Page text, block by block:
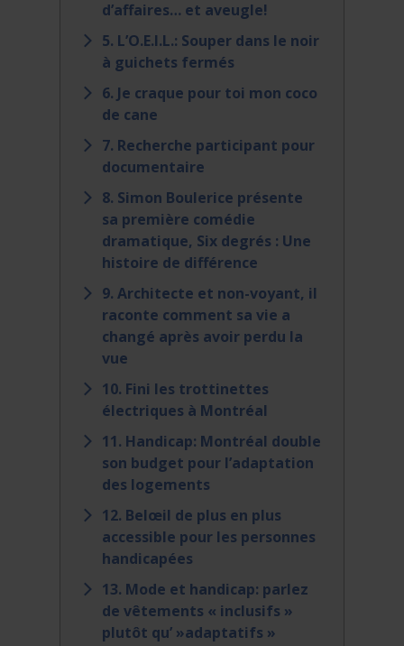
d’affaires… et aveugle!
5. L’O.E.I.L.: Souper dans le noir
à guichets fermés
6. Je craque pour toi mon coco
de cane
7. Recherche participant pour
documentaire
8. Simon Boulerice présente
sa première comédie
dramatique, Six degrés : Une
histoire de différence
9. Architecte et non-voyant, il
raconte comment sa vie a
changé après avoir perdu la
vue
10. Fini les trottinettes
électriques à Montréal
11. Handicap: Montréal double
son budget pour l’adaptation
des logements
12. Belœil de plus en plus
accessible pour les personnes
handicapées
13. Mode et handicap: parlez
de vêtements « inclusifs »
plutôt qu’ »adaptatifs »